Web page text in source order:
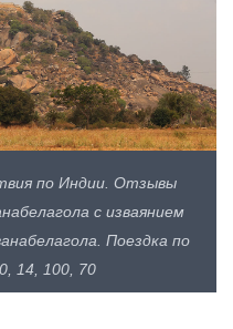
по Индии. Отзывы
с изваянием
Поездка по
14, 100, 70